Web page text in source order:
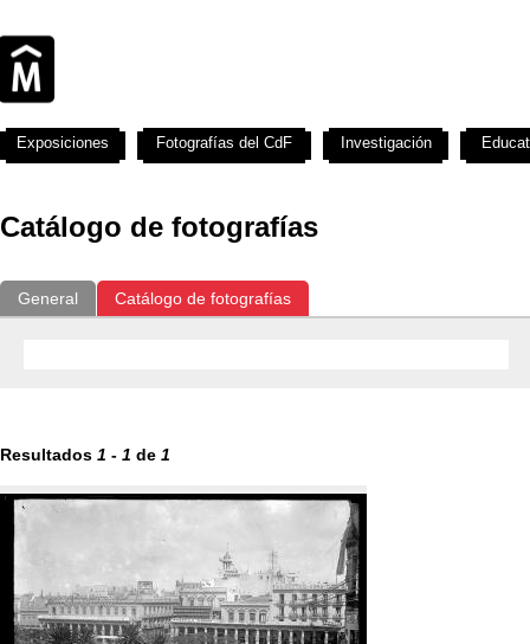
Catálogo de fotografías
General Catálogo de fotografías
Resultados 1 - 1 de 1
Exposiciones Fotografías del CdF Investigación